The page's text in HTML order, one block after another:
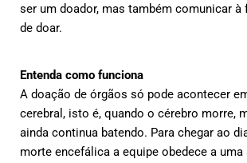
ser um doador, mas também comunicar
de doar.
Entenda como funciona
A doação de órgãos só pode acontecer
cerebral, isto é, quando o cérebro morre,
ainda continua batendo. Para chegar ao
morte encefálica a equipe obedece a